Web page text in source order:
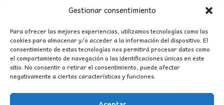
Gestionar consentimiento
Para ofrecer las mejores experiencias, utilizamos tecnologías como las
cookies para almacenar y/o acceder a la información del dispositivo. El
consentimiento de estas tecnologías nos permitirá procesar datos como
el comportamiento de navegación o las identificaciones únicas en este
sitio. No consentir o retirar el consentimiento, puede afectar
negativamente a ciertas características y funciones.